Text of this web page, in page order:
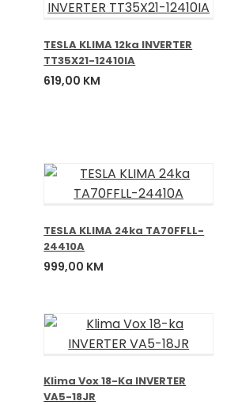
TESLA KLIMA 12ka INVERTER
TT35X21-12410IA
619,00 KM
TESLA KLIMA 24ka TA70FFLL-
24410A
999,00 KM
Klima Vox 18-Ka INVERTER
VA5-18JR